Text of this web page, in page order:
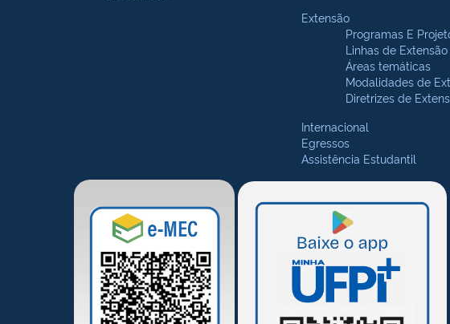
Extensão
Programas E
Linhas de Extensão
Áreas temáticas
Modalidades de
Diretrizes de
Internacional
Egressos
Assistência Estudantil